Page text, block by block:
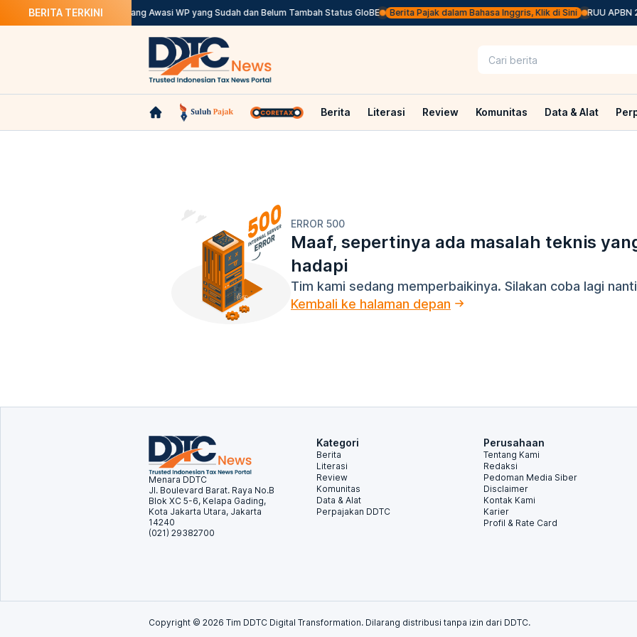
BERITA TERKINI
Academy DJP Berwenang Awasi WP yang Sudah dan Belum Tambah Status GloBE Berita Pajak dalam Bahasa Inggris, Klik di Sini RUU APBN
Berita Literasi Review Komunitas Data & Alat
ERROR 500
Maaf, sepertinya ada masalah teknis
hadapi
Tim kami sedang memperbaikinya. Silakan coba lagi
Kembali ke halaman depan
Menara DDTC
Jl. Boulevard Barat. Raya No.B
Blok XC 5-6, Kelapa Gading,
Kota Jakarta Utara, Jakarta
14240
(021) 29382700
Kategori
Berita
Literasi
Review
Komunitas
Data & Alat
Perpajakan DDTC
Perusahaan
Tentang Kami
Redaksi
Pedoman Media Siber
Disclaimer
Kontak Kami
Karier
Profil & Rate Card
Copyright © 2026 Tim DDTC Digital Transformation. Dilarang distribusi tanpa izin dari DDTC.